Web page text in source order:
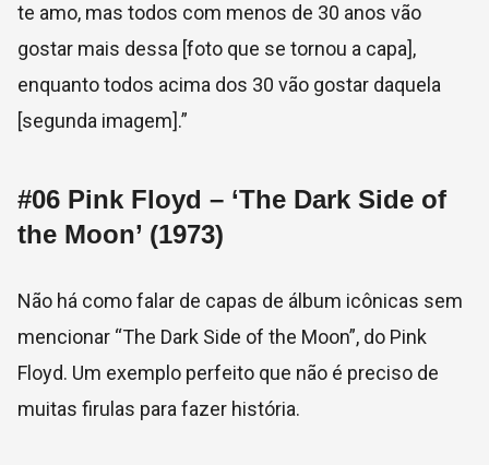
te amo, mas todos com menos de 30 anos vão
gostar mais dessa [foto que se tornou a capa],
enquanto todos acima dos 30 vão gostar daquela
[segunda imagem].”
#06 Pink Floyd – ‘The Dark Side of
the Moon’ (1973)
Não há como falar de capas de álbum icônicas sem
mencionar “The Dark Side of the Moon”, do Pink
Floyd. Um exemplo perfeito que não é preciso de
muitas firulas para fazer história.